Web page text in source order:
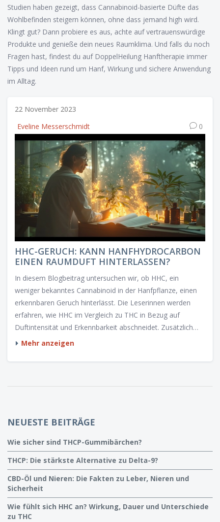
Studien haben gezeigt, dass Cannabinoid-basierte Düfte das
Wohlbefinden steigern können, ohne dass jemand high wird.
Klingt gut? Dann probiere es aus, achte auf vertrauenswürdige
Produkte und genieße dein neues Raumklima. Und falls du noch
Fragen hast, findest du auf DoppelHeilung Hanftherapie immer
Tipps und Ideen rund um Hanf, Wirkung und sichere Anwendung
im Alltag.
22 November 2023
Eveline Messerschmidt
0
HHC-GERUCH: KANN HANFHYDROCARBON
EINEN RAUMDUFT HINTERLASSEN?
In diesem Blogbeitrag untersuchen wir, ob HHC, ein
weniger bekanntes Cannabinoid in der Hanfpflanze, einen
erkennbaren Geruch hinterlässt. Die Leserinnen werden
erfahren, wie HHC im Vergleich zu THC in Bezug auf
Duftintensität und Erkennbarkeit abschneidet. Zusätzlich
werden wir Tipps geben, wie man den Geruch minimieren
Dampf kleidungs- und raumfest ist.
Mehr anzeigen
NEUESTE BEITRÄGE
Wie sicher sind THCP-Gummibärchen?
THCP: Die stärkste Alternative zu Delta-9?
CBD-Öl und Nieren: Die Fakten zu Leber, Nieren und
Sicherheit
Wie fühlt sich HHC an? Wirkung, Dauer und Unterschiede
zu THC